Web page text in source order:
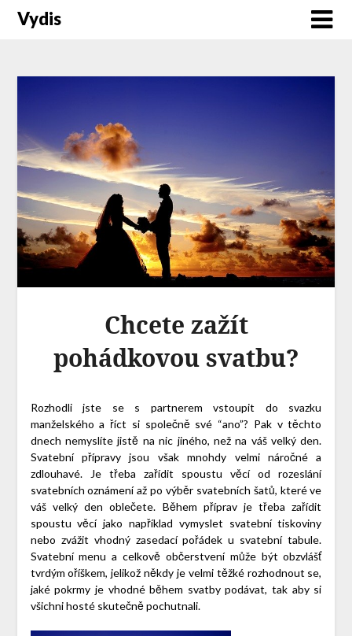
Vydis
Chcete zažít
pohádkovou svatbu?
Rozhodli jste se s partnerem vstoupit do svazku
manželského a říct si společně své “ano”? Pak v těchto
dnech nemyslíte jistě na nic jiného, než na váš velký den.
Svatební přípravy jsou však mnohdy velmi náročné a
zdlouhavé. Je třeba zařídit spoustu věcí od rozeslání
svatebních oznámení až po výběr svatebních šatů, které ve
váš velký den oblečete. Během příprav je třeba zařídit
spoustu věcí jako například vymyslet svatební tiskoviny
nebo zvážit vhodný zasedací pořádek u svatební tabule.
Svatební menu a celkově občerstvení může být obzvlášť
tvrdým oříškem, jelikož někdy je velmi těžké rozhodnout se,
jaké pokrmy je vhodné během svatby podávat, tak aby si
všichni hosté skutečně pochutnali.